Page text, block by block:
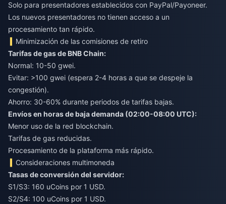
Solo para presentadores establecidos con PayPal/Payoneer.
Los nuevos presentadores no tienen acceso a un
procesamiento tan rápido.
Minimización de las comisiones de retiro
Tarifas de gas de BNB Chain:
Normal: 10-50 gwei.
Evitar: >100 gwei (espera 2-4 horas a que se despeje la
congestión).
Ahorro: 30-60% durante periodos de tarifas bajas.
Envíos en horas de baja demanda (02:00-08:00 UTC):
Menor uso de la red blockchain.
Tarifas de gas reducidas.
Procesamiento de la plataforma más rápido.
Consideraciones multimoneda
Tasas de conversión del servidor:
S1/S3: 160 uCoins por 1 USD.
S2/S4: 100 uCoins por 1 USD.